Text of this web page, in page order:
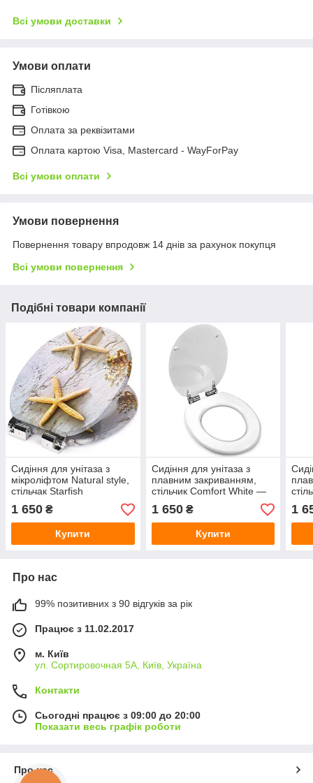
Всі умови доставки
Умови оплати
Післяплата
Готівкою
Оплата за реквізитами
Оплата картою Visa, Mastercard - WayForPay
Всі умови оплати
Умови повернення
Повернення товару впродовж 14 днів за рахунок покупця
Всі умови повернення
Подібні товари компанії
Сидіння для унітаза з
мікроліфтом Natural style,
стільчак Starfish
1 650 ₴
Купити
Сидіння для унітаза з
плавним закриванням,
стільчик Comfort White —
колір білий.
1 650₴
Купити
1
Про нас
99% позитивних з 90 відгуків за рік
Працює з 11.02.2017
м. Київ
ул. Сортировочная 5А, Київ, Україна
Контакти
Сьогодні працює з 09:00 до 20:00
Показати весь графік роботи
Про нас